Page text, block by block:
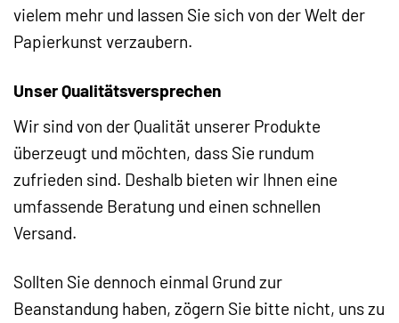
vielem mehr und lassen Sie sich von der Welt der
Papierkunst verzaubern.
Unser Qualitätsversprechen
Wir sind von der Qualität unserer Produkte
überzeugt und möchten, dass Sie rundum
zufrieden sind. Deshalb bieten wir Ihnen eine
umfassende Beratung und einen schnellen
Versand.
Sollten Sie dennoch einmal Grund zur
Beanstandung haben, zögern Sie bitte nicht, uns zu